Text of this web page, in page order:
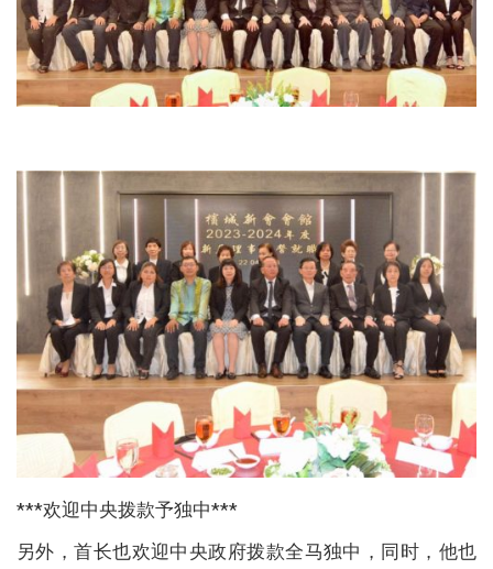
***欢迎中央拨款予独中***
另外，首长也欢迎中央政府拨款全马独中，同时，他也